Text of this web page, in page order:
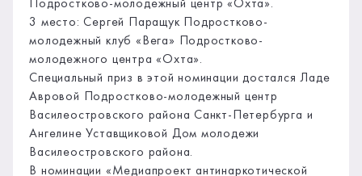
Подростково-молодежный центр «Охта».
3 место: Сергей Паращук Подростково-
молодежный клуб «Вега» Подростково-
молодежного центра «Охта».
Специальный приз в этой номинации достался Ладе
Авровой Подростково-молодежный центр
Василеостровского района Санкт-Петербурга и
Ангелине Уставщиковой Дом молодежи
Василеостровского района.
В номинации «Медиапроект антинаркотической